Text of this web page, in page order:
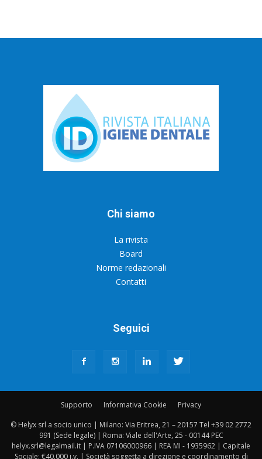
Chi siamo
La rivista
Board
Norme redazionali
Contatti
Seguici
Supporto Informativa Cookie
Privacy
© Helyx srl a socio unico | Milano: Via Eritrea, 21 – 20157 Tel +39 02 2772
991 (Sede legale) | Roma: Viale dell'Arte, 25 - 00144 PEC
helyx.srl@legalmail.it | P.IVA 07106000966 | REA MI - 1935962 | Capitale
Sociale: €40.000 i.v. | Società soggetta a direzione e coordinamento di